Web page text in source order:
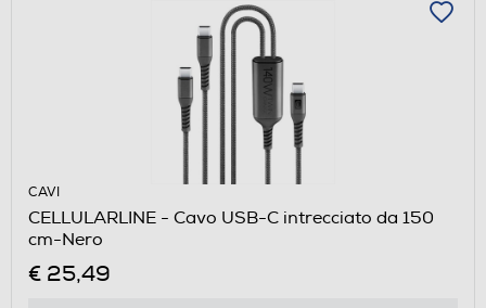
CAVI
CELLULARLINE - Cavo USB-C intrecciato da 150
cm-Nero
€ 25,49